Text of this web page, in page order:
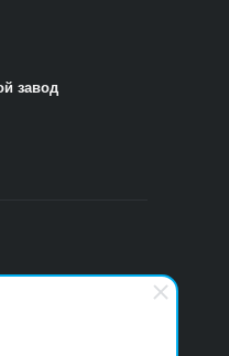
завод
край,
д. 27,